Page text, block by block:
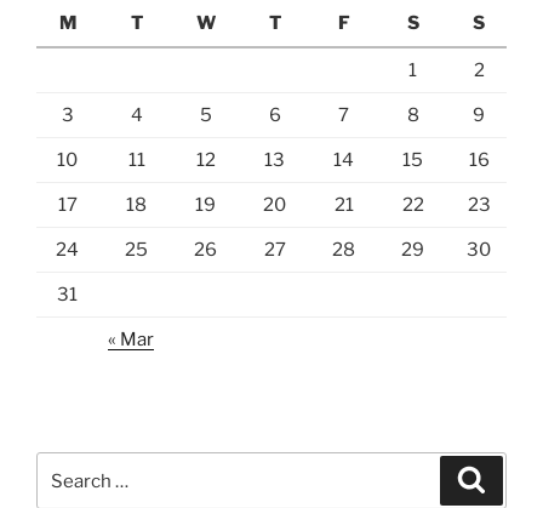
M
T W T F S S
1 2
3 4 5 6 7 8 9
10 11 12 13 14 15 16
17 18 19 20 21 22 23
24 25 26 27 28 29 30
31
« Mar
for: